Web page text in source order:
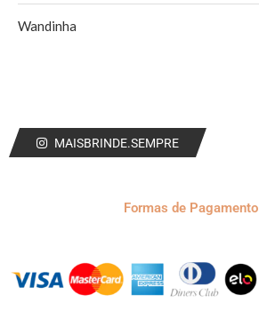
Wandinha
MAISBRINDE.SEMPRE
Formas de Pagamento